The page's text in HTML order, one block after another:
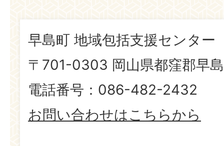
早島町 地域包括支援センター
〒701-0303 岡山県都窪郡早
電話番号：086-482-2432
お問い合わせはこちらから